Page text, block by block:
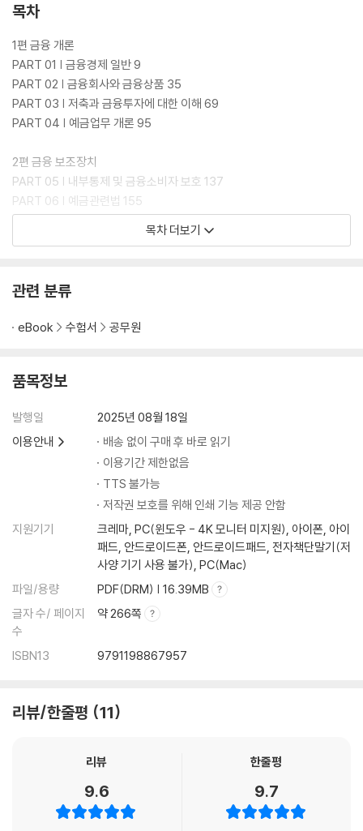
목차
1편 금융 개론
PART 01 | 금융경제 일반 9
PART 02 | 금융회사와 금융상품 35
PART 03 | 저축과 금융투자에 대한 이해 69
PART 04 | 예금업무 개론 95
2편 금융 보조장치
PART 05 | 내부통제 및 금융소비자 보호 137
PART 06 | 예금관련법 155
PART 09 | 우체국금융 서비스 215
목차 더보기
관련 분류
eBook 수험서 공무원
품목정보
발행일
2025년 08월 18일
이용안내
배송 없이 구매 후 바로 읽기
이용기간 제한없음
TTS 불가능
저작권 보호를 위해 인쇄 기능 제공 안함
지원기기
크레마, PC(윈도우 - 4K 모니터 미지원), 아이폰, 아이
패드, 안드로이드폰, 안드로이드패드, 전자책단말기(저
사양 기기 사용 불가), PC(Mac)
파일/용량
PDF(DRM) | 16.39MB
글자 수/ 페이지
수
약 266쪽
ISBN13 9791198867957
리뷰/한줄평 11
리뷰
9.6
한줄평
9.7